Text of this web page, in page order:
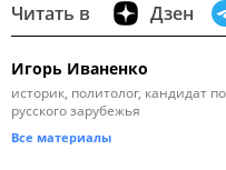
Читать в Дзен
Игорь Иваненко
историк, политолог, кандидат
русского зарубежья
Все материалы